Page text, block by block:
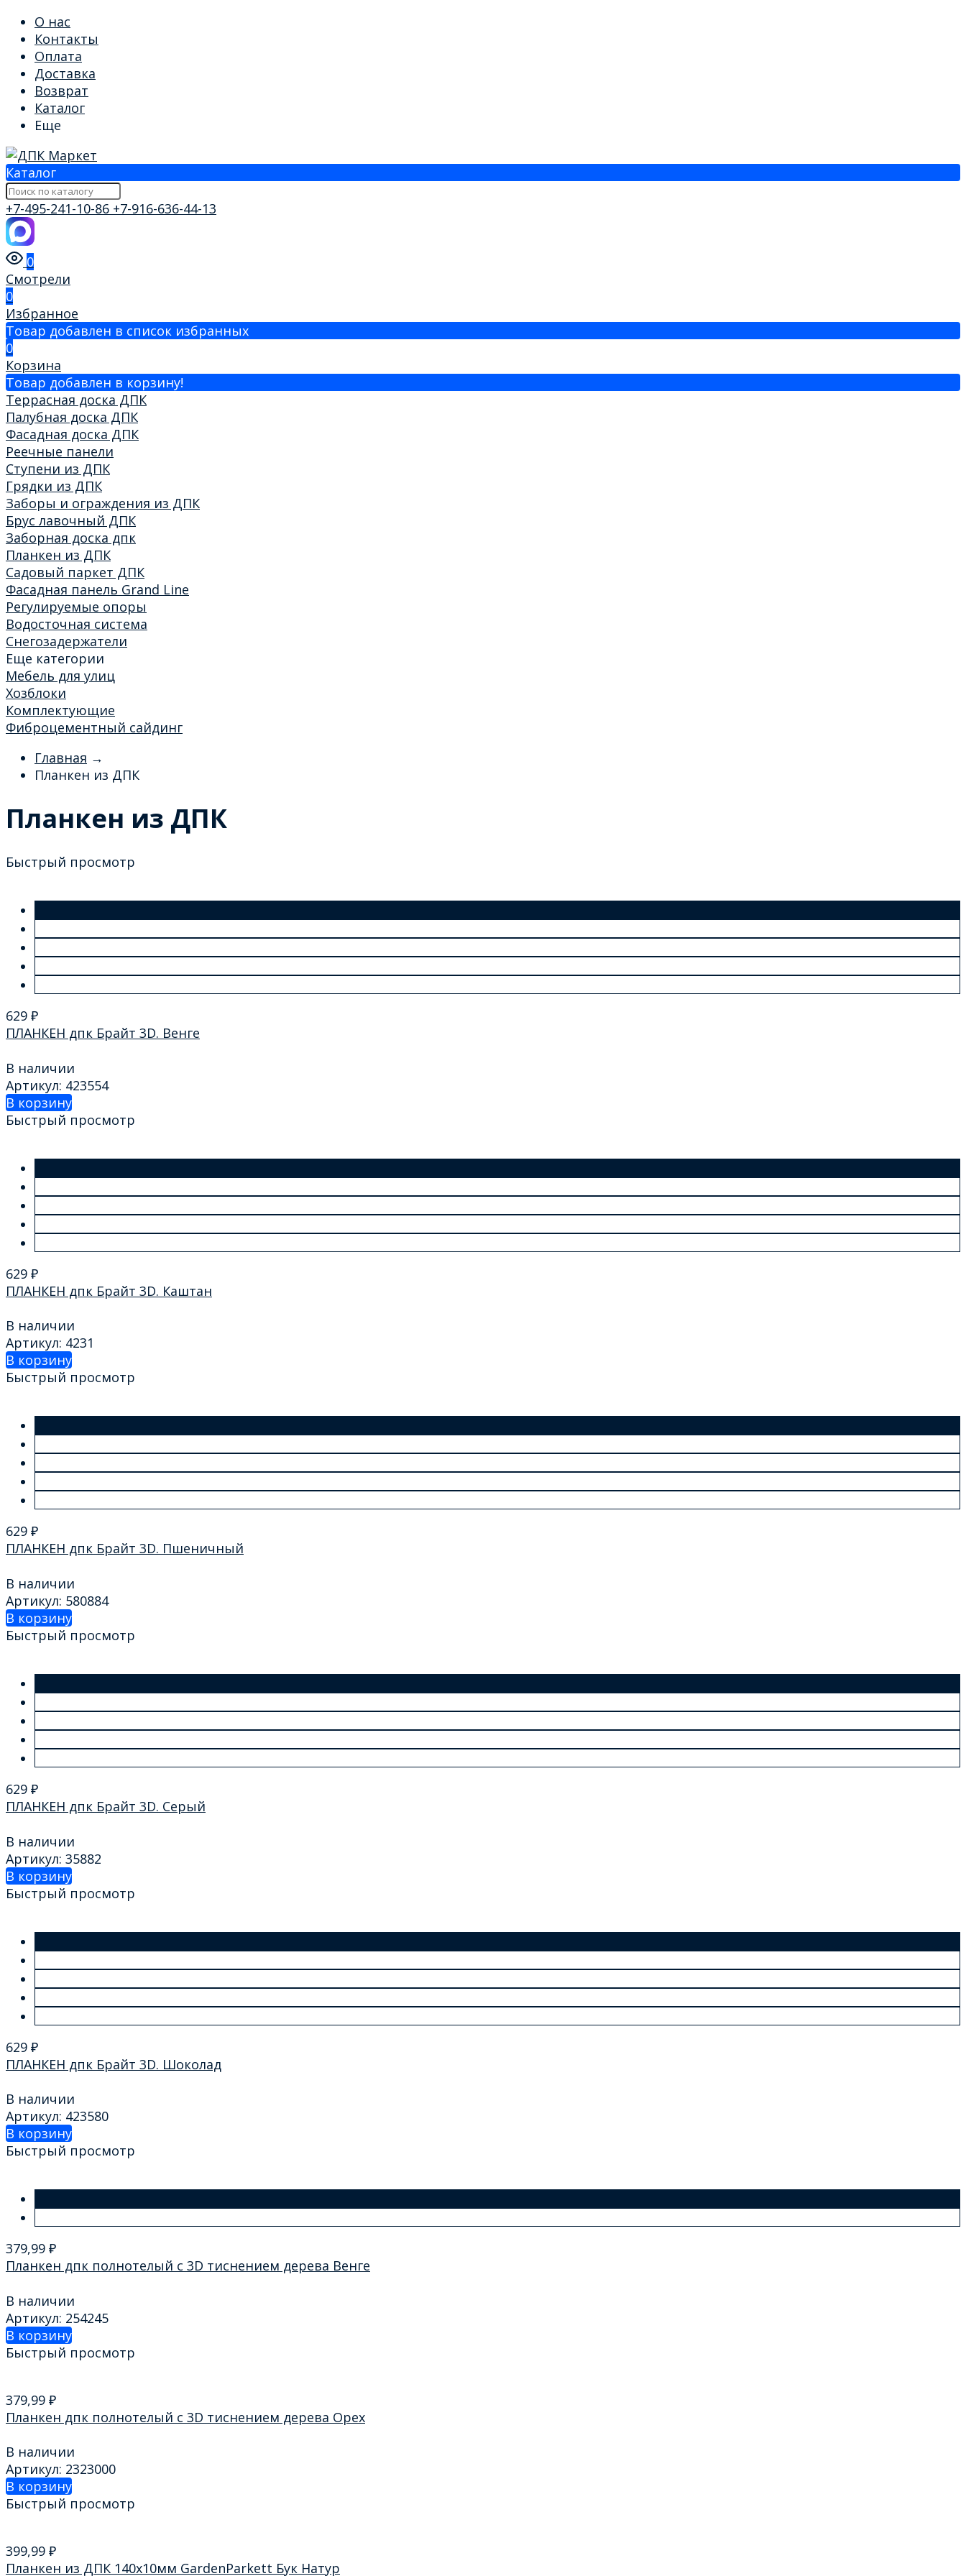
О нас
Контакты
Оплата
Доставка
Возврат
Каталог
Еще
Каталог
+7-495-241-10-86 +7-916-636-44-13
0
Смотрели
0
Избранное
Товар добавлен в список избранных
0
Корзина
Товар добавлен в корзину!
Террасная доска ДПК
Палубная доска ДПК
Фасадная доска ДПК
Реечные панели
Ступени из ДПК
Грядки из ДПК
Заборы и ограждения из ДПК
Брус лавочный ДПК
Заборная доска дпк
Планкен из ДПК
Садовый паркет ДПК
Фасадная панель Grand Line
Регулируемые опоры
Водосточная система
Снегозадержатели
Еще категории
Мебель для улиц
Хозблоки
Комплектующие
Фиброцементный сайдинг
Главная →
Планкен из ДПК
Планкен из ДПК
Быстрый просмотр
629 ₽
ПЛАНКЕН дпк Брайт 3D. Венге
В наличии
Артикул: 423554
В корзину
Быстрый просмотр
629 ₽
ПЛАНКЕН дпк Брайт 3D. Каштан
В наличии
Артикул: 4231
В корзину
Быстрый просмотр
629 ₽
ПЛАНКЕН дпк Брайт 3D. Пшеничный
В наличии
Артикул: 580884
В корзину
Быстрый просмотр
629 ₽
ПЛАНКЕН дпк Брайт 3D. Серый
В наличии
Артикул: 35882
В корзину
Быстрый просмотр
629 ₽
ПЛАНКЕН дпк Брайт 3D. Шоколад
В наличии
Артикул: 423580
В корзину
Быстрый просмотр
379,99 ₽
Планкен дпк полнотелый с 3D тиснением дерева Венге
В наличии
Артикул: 254245
В корзину
Быстрый просмотр
379,99 ₽
Планкен дпк полнотелый с 3D тиснением дерева Орех
В наличии
Артикул: 2323000
В корзину
Быстрый просмотр
399,99 ₽
Планкен из ДПК 140х10мм GardenParkett Бук Натур